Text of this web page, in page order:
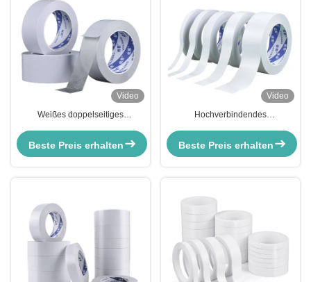
Video
Weißes doppelseitiges
Beste Preis erhalten
Video
Hochverbindendes
Roll Acrylklebstoff für
Beste Preis erhalten